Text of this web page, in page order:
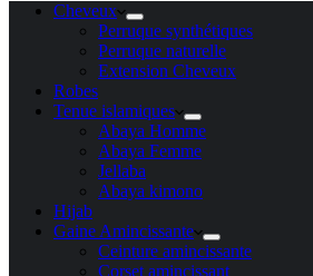
Cheveux
Perruque synthétiques
Perruque naturelle
Extension Cheveux
Robes
Tenue islamiques
Abaya Homme
Abaya Femme
Jellaba
Abaya kimono
Hijab
Gaine Amincissante
Ceinture amincissante
Corset amincissant